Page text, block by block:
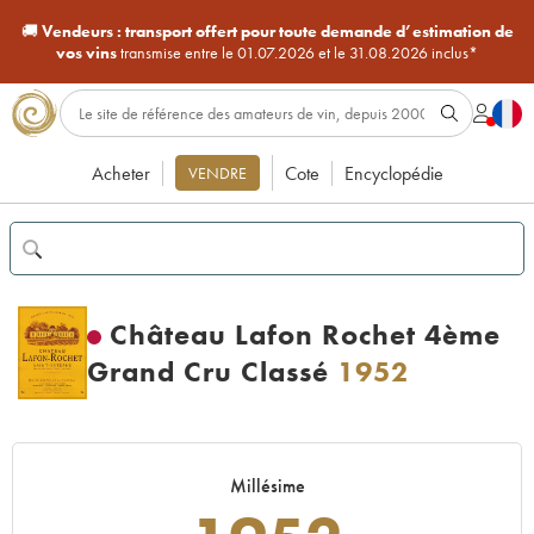
🚚Vendeurs : transport offert pour toute demande d’estimation de
vos vinstransmise entre le 01.07.2026 et le 31.08.2026 inclus*
Acheter VENDRE Cote Encyclopédie
Château Lafon Rochet 4ème
Grand Cru Classé 1952
Millésime